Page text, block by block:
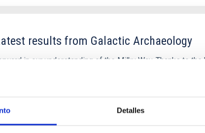
Detalles
results from Galactic Archaeology
in our understanding of the Milky Way. Thanks to
spectroscopic all-sky surveys, we have now a clearer